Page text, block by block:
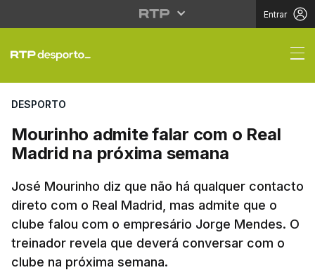
Entrar
Mourinho admite falar
DESPORTO
Mourinho admite falar com o Real
Madrid na próxima semana
José Mourinho diz que não há qualquer contacto
direto com o Real Madrid, mas admite que o
clube falou com o empresário Jorge Mendes. O
treinador revela que deverá conversar com o
clube na próxima semana.